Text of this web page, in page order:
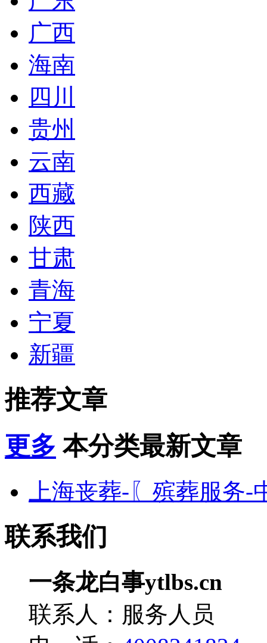
广西
海南
四川
贵州
云南
西藏
陕西
甘肃
青海
宁夏
新疆
推荐文章
更多 本分类最新文章
上海丧葬-〖殡葬服务-
联系我们
一条龙白事ytlbs.cn
联系人：服务人员